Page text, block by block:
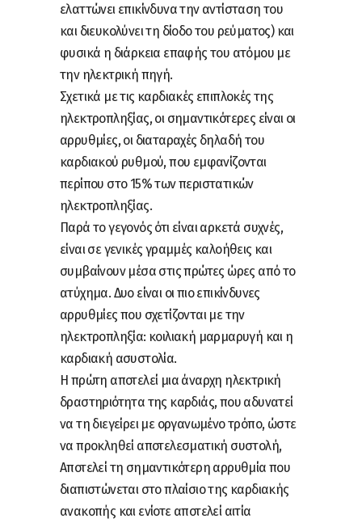
ελαττώνει επικίνδυνα την αντίσταση του
και διευκολύνει τη δίοδο του ρεύματος) και
φυσικά η διάρκεια επαφής του ατόμου με
την ηλεκτρική πηγή.
Σχετικά με τις καρδιακές επιπλοκές της
ηλεκτροπληξίας, οι σημαντικότερες είναι οι
αρρυθμίες, οι διαταραχές δηλαδή του
καρδιακού ρυθμού, που εμφανίζονται
περίπου στο 15% των περιστατικών
ηλεκτροπληξίας.
Παρά το γεγονός ότι είναι αρκετά συχνές,
είναι σε γενικές γραμμές καλοήθεις και
συμβαίνουν μέσα στις πρώτες ώρες από το
ατύχημα. Δυο είναι οι πιο επικίνδυνες
αρρυθμίες που σχετίζονται με την
ηλεκτροπληξία: κοιλιακή μαρμαρυγή και η
καρδιακή ασυστολία.
Η πρώτη αποτελεί μια άναρχη ηλεκτρική
δραστηριότητα της καρδιάς, που αδυνατεί
να τη διεγείρει με οργανωμένο τρόπο, ώστε
να προκληθεί αποτελεσματική συστολή,
Αποτελεί τη σημαντικότερη αρρυθμία που
διαπιστώνεται στο πλαίσιο της καρδιακής
ανακοπής και ενίοτε αποτελεί αιτία